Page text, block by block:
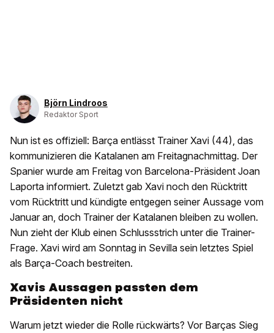
Björn Lindroos
Redaktor Sport
Nun ist es offiziell: Barça entlässt Trainer Xavi (44), das
kommunizieren die Katalanen am Freitagnachmittag. Der
Spanier wurde am Freitag von Barcelona-Präsident Joan
Laporta informiert. Zuletzt gab Xavi noch den Rücktritt
vom Rücktritt und kündigte entgegen seiner Aussage vom
Januar an, doch Trainer der Katalanen bleiben zu wollen.
Nun zieht der Klub einen Schlussstrich unter die Trainer-
Frage. Xavi wird am Sonntag in Sevilla sein letztes Spiel
als Barça-Coach bestreiten.
Xavis Aussagen passten dem
Präsidenten nicht
Warum jetzt wieder die Rolle rückwärts? Vor Barças Sieg